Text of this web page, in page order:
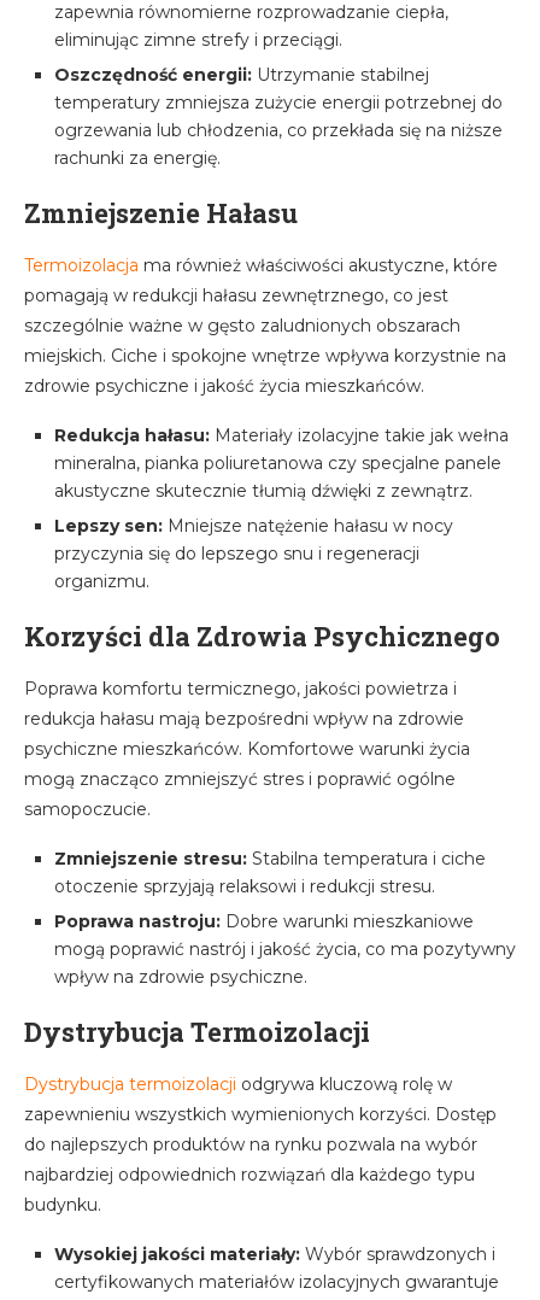
zapewnia równomierne rozprowadzanie ciepła,
eliminując zimne strefy i przeciągi.
Oszczędność energii: Utrzymanie stabilnej
temperatury zmniejsza zużycie energii potrzebnej do
ogrzewania lub chłodzenia, co przekłada się na niższe
rachunki za energię.
Zmniejszenie Hałasu
Termoizolacja ma również właściwości akustyczne, które
pomagają w redukcji hałasu zewnętrznego, co jest
szczególnie ważne w gęsto zaludnionych obszarach
miejskich. Ciche i spokojne wnętrze wpływa korzystnie na
zdrowie psychiczne i jakość życia mieszkańców.
Redukcja hałasu: Materiały izolacyjne takie jak wełna
mineralna, pianka poliuretanowa czy specjalne panele
akustyczne skutecznie tłumią dźwięki z zewnątrz.
Lepszy sen: Mniejsze natężenie hałasu w nocy
przyczynia się do lepszego snu i regeneracji
organizmu.
Korzyści dla Zdrowia Psychicznego
Poprawa komfortu termicznego, jakości powietrza i
redukcja hałasu mają bezpośredni wpływ na zdrowie
psychiczne mieszkańców. Komfortowe warunki życia
mogą znacząco zmniejszyć stres i poprawić ogólne
samopoczucie.
Zmniejszenie stresu: Stabilna temperatura i ciche
otoczenie sprzyjają relaksowi i redukcji stresu.
Poprawa nastroju: Dobre warunki mieszkaniowe
mogą poprawić nastrój i jakość życia, co ma pozytywny
wpływ na zdrowie psychiczne.
Dystrybucja Termoizolacji
Dystrybucja termoizolacji odgrywa kluczową rolę w
zapewnieniu wszystkich wymienionych korzyści. Dostęp
do najlepszych produktów na rynku pozwala na wybór
najbardziej odpowiednich rozwiązań dla każdego typu
budynku.
Wysokiej jakości materiały: Wybór sprawdzonych i
certyfikowanych materiałów izolacyjnych gwarantuje